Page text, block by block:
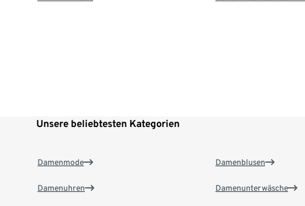
Unsere beliebtesten Kategorien
Damenmode
Damenuhren
Damenblusen
Damenunterwäsche